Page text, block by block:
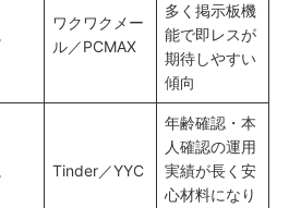
ワクワクメー
ル／PCMAX
多く掲示板機
能で即レスが
期待しやすい
傾向
Tinder／YYC
年齢確認・本
人確認の運用
実績が長く安
心材料になり